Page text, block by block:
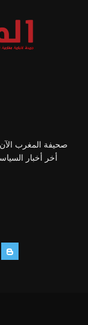
صحيفة المغرب
أخر أخبار